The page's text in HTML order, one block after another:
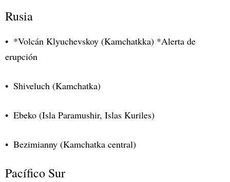
Rusia
*Volcán Klyuchevskoy (Kamchatkka) *Alerta de
erupción
Shiveluch (Kamchatka)
Ebeko (Isla Paramushir, Islas Kuriles)
Bezimianny (Kamchatka central)
Pacífico Sur